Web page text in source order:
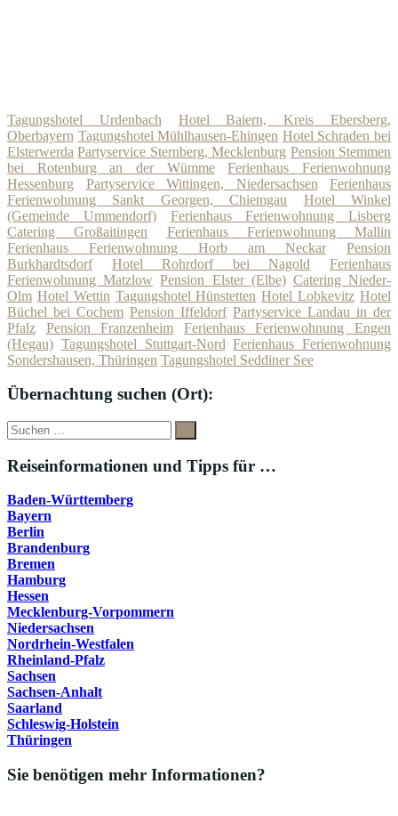
Tagungshotel Urdenbach
Hotel Baiern, Kreis Ebersberg,
Oberbayern Tagungshotel Mühlhausen-Ehingen Hotel Schraden bei
Elsterwerda Partyservice Sternberg, Mecklenburg Pension Stemmen
bei Rotenburg an der Wümme
Ferienhaus Ferienwohnung
Hessenburg
Partyservice Wittingen, Niedersachsen
Ferienhaus
Ferienwohnung Sankt Georgen, Chiemgau
Hotel Winkel
(Gemeinde Ummendorf)
Ferienhaus Ferienwohnung Lisberg
Catering Großaitingen
Ferienhaus Ferienwohnung Mallin
Ferienhaus Ferienwohnung Horb am Neckar
Pension
Burkhardtsdorf
Hotel Rohrdorf bei Nagold
Ferienhaus
Ferienwohnung Matzlow Pension Elster (Elbe) Catering Nieder-
Olm Hotel Wettin Tagungshotel Hünstetten Hotel Lobkevitz Hotel
Büchel bei Cochem Pension Iffeldorf Partyservice Landau in der
Pfalz
Pension Franzenheim
Ferienhaus Ferienwohnung Engen
(Hegau) Tagungshotel Stuttgart-Nord Ferienhaus Ferienwohnung
Sondershausen, Thüringen Tagungshotel Seddiner See
Übernachtung suchen (Ort):
Suche
nach:
Suchen
Reiseinformationen und Tipps für …
Baden-Württemberg
Bayern
Berlin
Brandenburg
Bremen
Hamburg
Hessen
Mecklenburg-Vorpommern
Niedersachsen
Nordrhein-Westfalen
Rheinland-Pfalz
Sachsen
Sachsen-Anhalt
Saarland
Schleswig-Holstein
Thüringen
Sie benötigen mehr Informationen?